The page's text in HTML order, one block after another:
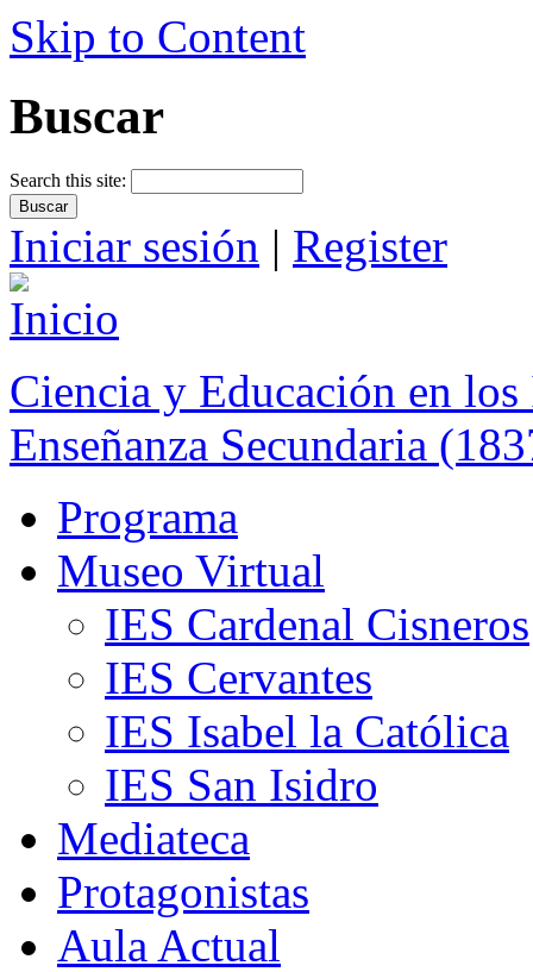
Skip to Content
Buscar
Search this site:
Iniciar sesión | Register
Ciencia y Educación en
Enseñanza Secundaria
Programa
Museo Virtual
IES Cardenal Cisneros
IES Cervantes
IES Isabel la Católica
IES San Isidro
Mediateca
Protagonistas
Aula Actual